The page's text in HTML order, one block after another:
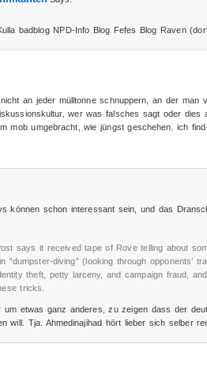
badblog NPD-Info Blog Fefes Blog Raven
an jeder mülltonne schnuppern, an der man
wer was falsches sagt oder dies
mob umgebracht, wie jüngst geschehen. ich
können schon interessant sein, und das
says it received tape of Rove telling about
“dumpster-diving” (looking through opponents’
theft, petty larceny, and campaign fraud,
tricks.
um etwas ganz anderes, zu zeigen dass der
will. Tja. Ahmedinajihad hört lieber sich selber